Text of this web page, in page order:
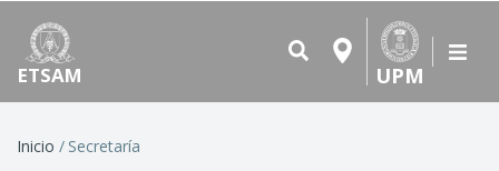
ETSAM UPM
Ruta
Inicio Secretaría